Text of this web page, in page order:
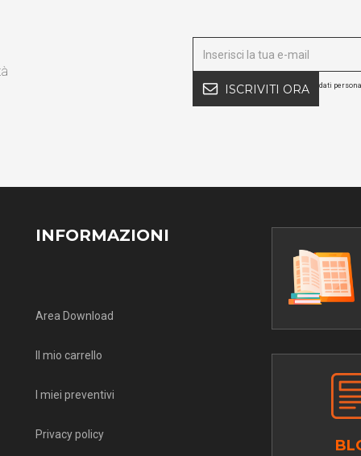
ISCRIVITI ORA dati
INFORMAZIONI
Area Download
Il mio carrello
I miei preventivi
Privacy policy